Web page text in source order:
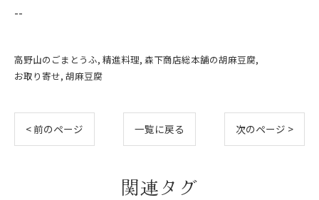
--
高野山のごまとうふ 精進料理 森下商店総本舗の胡麻豆腐
お取り寄せ 胡麻豆腐
< 前のページ 一覧に戻る 次のページ >
関連タグ